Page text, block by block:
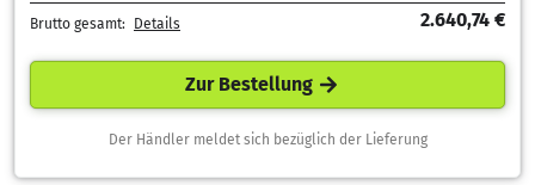
Brutto gesamt: Details 2.640,74 €
Zur Bestellung
Der Händler meldet sich bezüglich der Lieferung